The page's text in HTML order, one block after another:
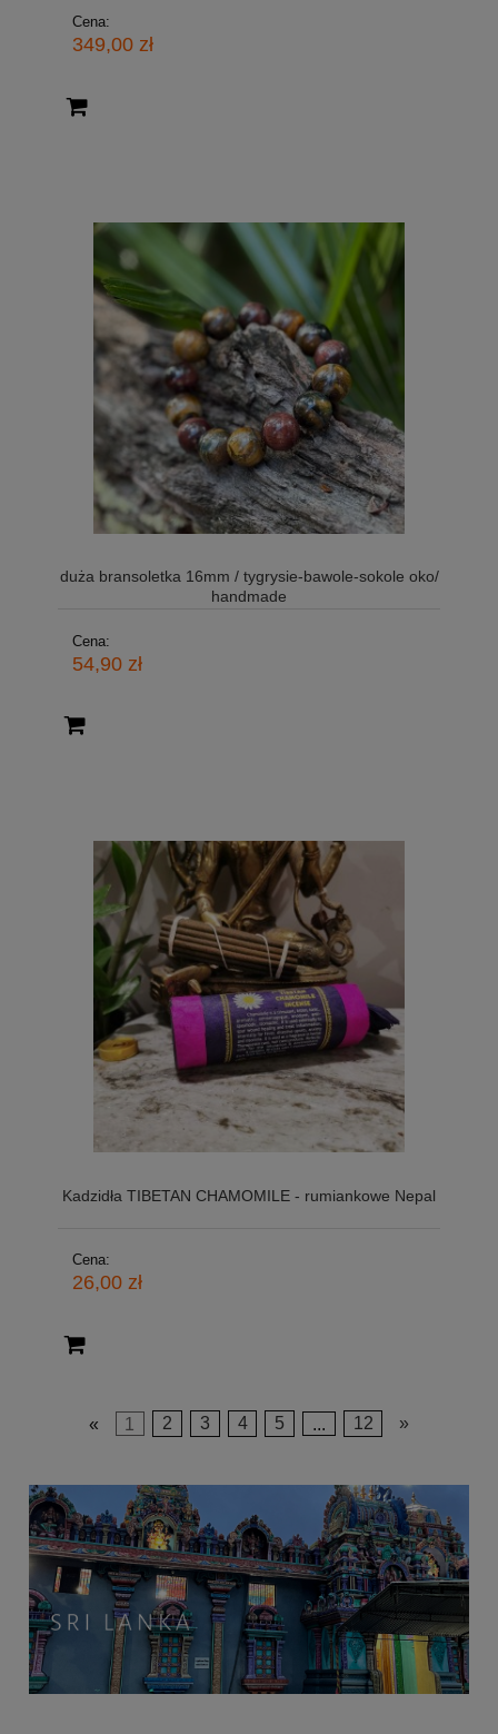
Cena:
349,00 zł
duża bransoletka 16mm / tygrysie-bawole-sokole oko/
handmade
Cena:
54,90 zł
Kadzidła TIBETAN CHAMOMILE - rumiankowe Nepal
Cena:
26,00 zł
« 1 2 3 4 5 ... 12 »